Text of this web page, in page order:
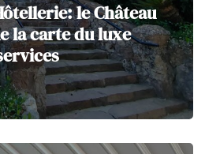
le Château
la carte du luxe